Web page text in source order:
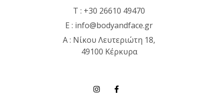
T : +30 26610 49470
E : info@bodyandface.gr
Α : Νίκου Λευτεριώτη 18,
49100 Κέρκυρα